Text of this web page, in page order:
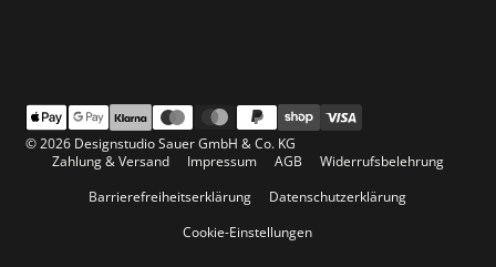
© 2026 Designstudio Sauer GmbH & Co. KG
Zahlung & Versand
Impressum AGB
Widerrufsbelehrung
Barrierefreiheitserklärung
Datenschutzerklärung
Cookie-Einstellungen